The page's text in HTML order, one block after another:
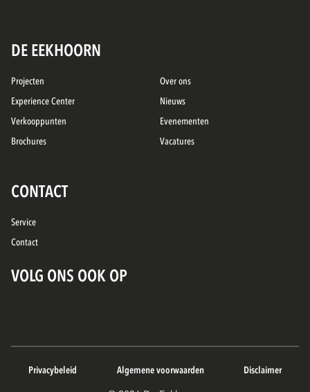
DE EEKHOORN
Projecten
Experience Center
Verkooppunten
Brochures
Over ons
Nieuws
Evenementen
Vacatures
CONTACT
Service
Contact
VOLG ONS OOK OP
Privacybeleid Algemene voorwaarden Disclaimer